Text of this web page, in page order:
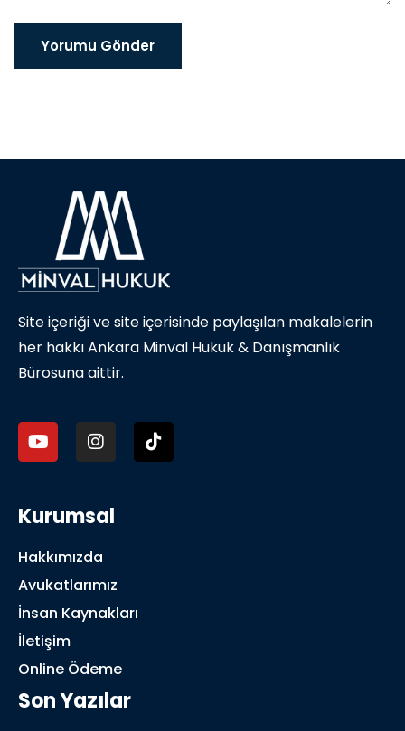
Yorumu Gönder
Site içeriği ve site içerisinde paylaşılan makalelerin
her hakkı Ankara Minval Hukuk & Danışmanlık
Bürosuna aittir.
Kurumsal
Hakkımızda
Avukatlarımız
İnsan Kaynakları
İletişim
Online Ödeme
Son Yazılar